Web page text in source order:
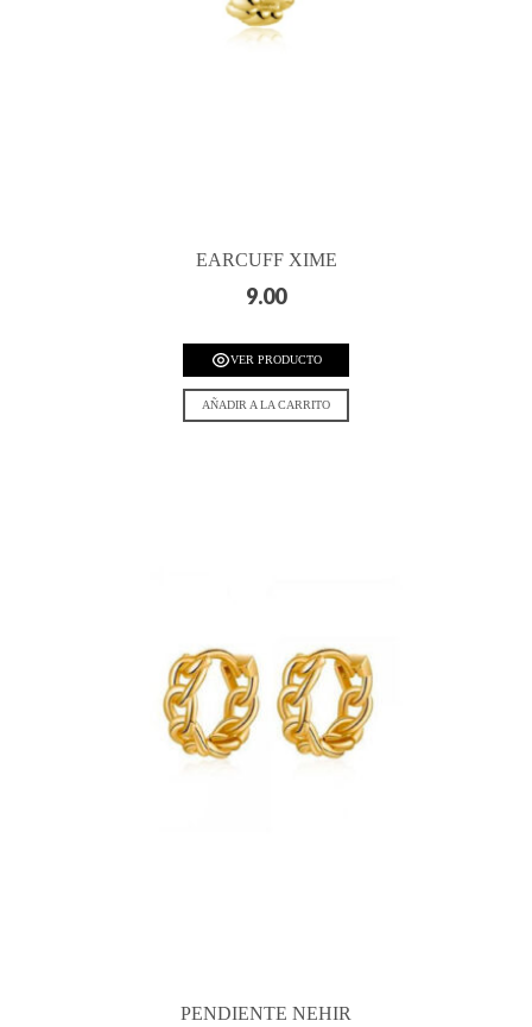
EARCUFF XIME
9.00
VER PRODUCTO
AÑADIR A LA CARRITO
PENDIENTE NEHIR